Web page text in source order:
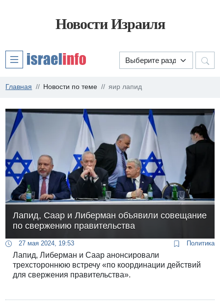
Новости Израиля
Главная Новости по теме яир лапид
Лапид, Саар и Либерман объявили совещание
по свержению правительства
27 мая 2024, 19:53 Политика
Лапид, Либерман и Саар анонсировали
трехстороннюю встречу «по координации действий
для свержения правительства».